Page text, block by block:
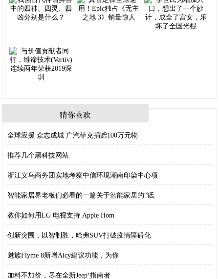
猜你喜欢
全球应援 众志成城 广汽菲克捐赠100万元物
推荐几个黑科技网站
浙江义乌商务团实地考察中信环境潮南印染中心项
智能家居界老板们必看的一篇关于智能家居的“诋
教你如何用LG 电视支持 Apple Hom
创新突围，以智制胜，哈弗SUV打破疫情障碍化
魅族Flyme 8新增Aicy建议功能，为你
加料不加价，尽在全新Jeep⁺指南者